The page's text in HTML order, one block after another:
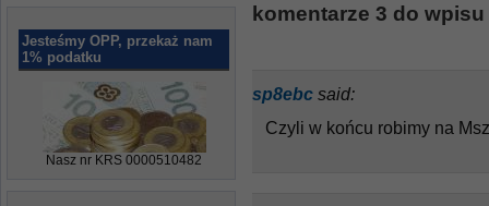
Jesteśmy OPP, przekaż nam
1% podatku
Nasz nr KRS 0000510482
komentarze 3 do wpisu
sp8ebc said:
Czyli w końcu robimy na